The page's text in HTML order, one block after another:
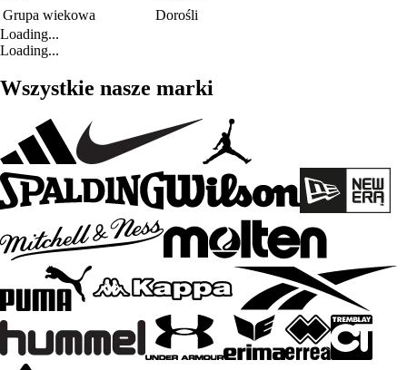
Grupa wiekowa
Dorośli
Loading...
Loading...
Wszystkie nasze marki